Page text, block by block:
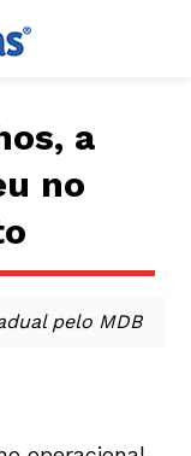
a
no
pelo MDB